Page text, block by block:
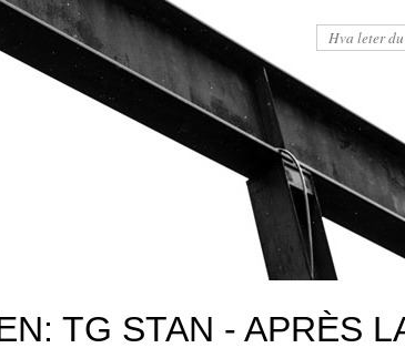
TG STAN - APRÈS